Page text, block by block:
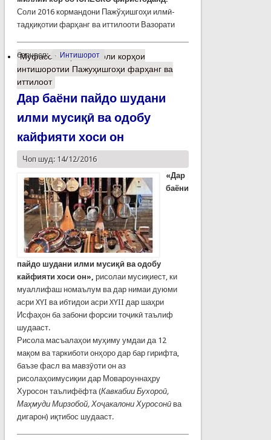
Соли 2016 кормандони Пажўҳишгоҳи илмӣ-
тадқиқотии фарҳанг ва иттилооти Вазорати
барчасп: Интишорот
Муфассалтаро Як соли корҳои
интишоротии Пажуҳишгоҳи фарҳанг ва
иттилоот
Дар баёни пайдо шудани
илми мусиқӣ ва одобу
кайфияти хоси он
Чоп шуд: 14/12/2016
«Дар
баёни
пайдо шудани илми мусиқӣ ва одобу
кайфияти хоси он», рисолаи мусиқиест, ки
муаллифаш номаълум ва дар нимаи дуюми
асри XYI ва ибтидои асри XYII дар шаҳри
Исфаҳон ба забони форсии тоҷикӣ таълиф
шудааст.
Рисола масъалаҳои муҳиму умдаи да 12
мақом ва таркиботи онҳоро дар бар гирифта,
баъзе фасл ва мавзӯоти он аз
рисолаҳоимусиқии дар Мовароуннаҳру
Хуросон таълифёфта (Кавкабии Бухороӣ,
Маҳмуди Мирзобой, Хоҷакалони Хуросонӣва
дигарон) иқтибос шудааст.